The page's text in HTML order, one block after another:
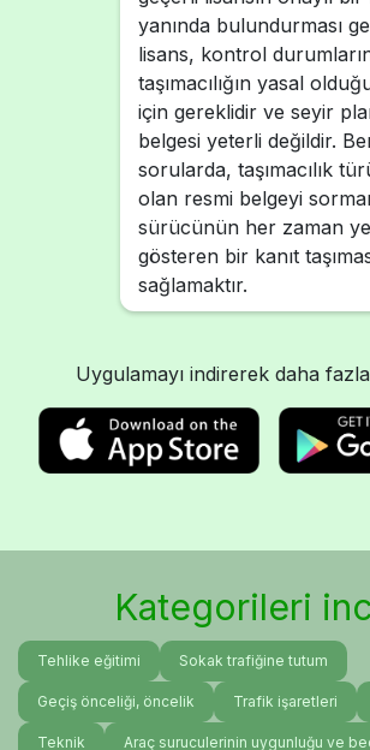
yanında bulundurması
lisans, kontrol
taşımacılığın yasal
için gereklidir ve seyir
belgesi yeterli değildir.
sorularda, taşımacılık
olan resmi belgeyi
sürücünün her zaman
gösteren bir kanıt
sağlamaktır.
Uygulamayı indirerek daha
Kategorileri
Tehlike eğitimi Sokak trafiğine tutum
Geçiş önceliği, öncelik Trafik işaretleri
Teknik Araç suruculerinin uygunluğu ve